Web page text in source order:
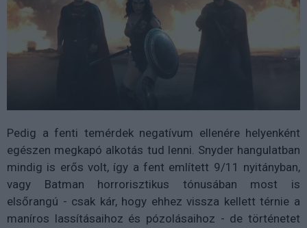
Pedig a fenti temérdek negatívum ellenére helyenként
egészen megkapó alkotás tud lenni. Snyder hangulatban
mindig is erős volt, így a fent említett 9/11 nyitányban,
vagy Batman horrorisztikus tónusában most is
elsőrangú - csak kár, hogy ehhez vissza kellett térnie a
maníros lassításaihoz és pózolásaihoz - de történetet